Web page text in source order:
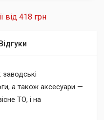
Ще 4 пропозиції від 418 грн
а також аксесуари —
ТО, і на